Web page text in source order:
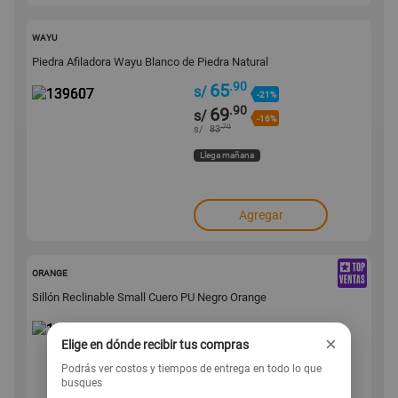
WAYU
Piedra Afiladora Wayu Blanco de Piedra Natural
s/ 65.90
-21%
s/ 69.90
-16%
s/ 83.70
Llega mañana
Agregar
ORANGE
Sillón Reclinable Small Cuero PU Negro Orange
s/479
Elige en dónde recibir tus compras ×
Podrás ver costos y tiempos de entrega en todo lo que
busques